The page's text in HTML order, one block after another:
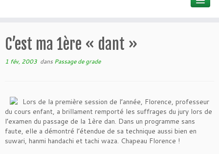
C’est ma 1ère « dant »
1 fév, 2003 dans Passage de grade
Lors de la première session de l’année, Florence, professeur
du cours enfant, a brillament remporté les suffrages du jury lors de
l’examen du passage de la 1ère dan. Dans un programme sans
faute, elle a démontré l’étendue de sa technique aussi bien en
suwari, hanmi handachi et tachi waza. Chapeau Florence !